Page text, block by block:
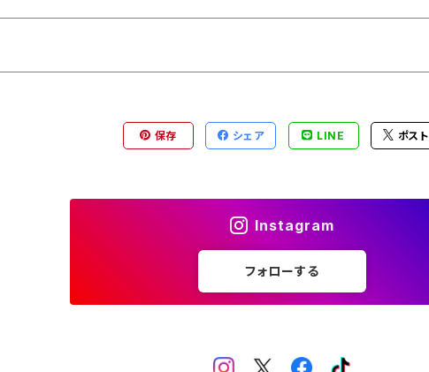
保存 シェア LINE ポスト
Instagram
フォローする